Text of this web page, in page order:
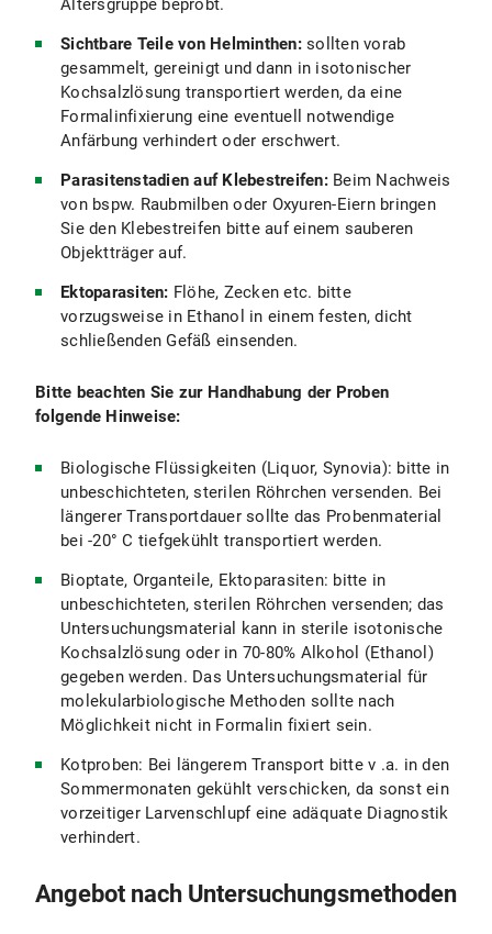
Altersgruppe beprobt.
Sichtbare Teile von Helminthen: sollten vorab
gesammelt, gereinigt und dann in isotonischer
Kochsalzlösung transportiert werden, da eine
Formalinfixierung eine eventuell notwendige
Anfärbung verhindert oder erschwert.
Parasitenstadien auf Klebestreifen: Beim Nachweis
von bspw. Raubmilben oder Oxyuren-Eiern bringen
Sie den Klebestreifen bitte auf einem sauberen
Objektträger auf.
Ektoparasiten: Flöhe, Zecken etc. bitte
vorzugsweise in Ethanol in einem festen, dicht
schließenden Gefäß einsenden.
Bitte beachten Sie zur Handhabung der Proben
folgende Hinweise:
Biologische Flüssigkeiten (Liquor, Synovia): bitte in
unbeschichteten, sterilen Röhrchen versenden. Bei
längerer Transportdauer sollte das Probenmaterial
bei -20° C tiefgekühlt transportiert werden.
Bioptate, Organteile, Ektoparasiten: bitte in
unbeschichteten, sterilen Röhrchen versenden; das
Untersuchungsmaterial kann in sterile isotonische
Kochsalzlösung oder in 70-80% Alkohol (Ethanol)
gegeben werden. Das Untersuchungsmaterial für
molekularbiologische Methoden sollte nach
Möglichkeit nicht in Formalin fixiert sein.
Kotproben: Bei längerem Transport bitte v .a. in den
Sommermonaten gekühlt verschicken, da sonst ein
vorzeitiger Larvenschlupf eine adäquate Diagnostik
verhindert.
Angebot nach Untersuchungsmethoden